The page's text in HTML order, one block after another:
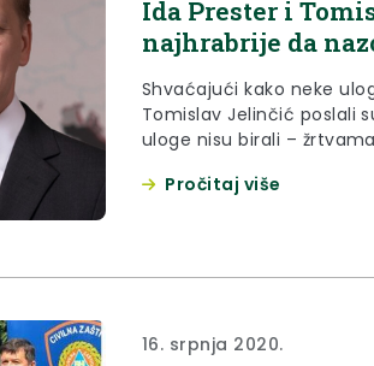
Ida Prester i
najhrabrije da
Shvaćajući kako neke
Tomislav Jelinčić poslali
uloge nisu birali –
najhrabrija/najhrabriji i
Pročitaj više
16. srpnja 2020.